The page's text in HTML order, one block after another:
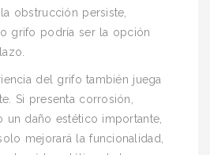
obstrucción persiste,
grifo podría ser la opción
del grifo también juega
Si presenta corrosión,
un daño estético importante,
mejorará la funcionalidad,